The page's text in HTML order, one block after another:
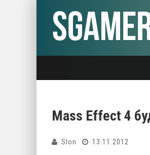
Mass Effect 4
Slon 13.11.2012